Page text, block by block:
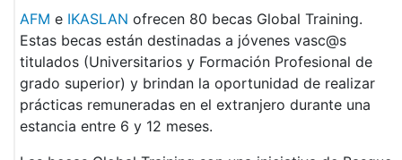
AFM e IKASLAN ofrecen 80 becas Global Training.
Estas becas están destinadas a jóvenes vasc@s
titulados (Universitarios y Formación Profesional de
grado superior) y brindan la oportunidad de realizar
prácticas remuneradas en el extranjero durante una
estancia entre 6 y 12 meses.